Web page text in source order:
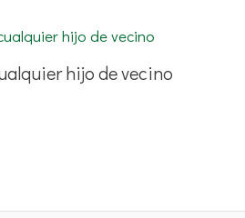
hijo de vecino